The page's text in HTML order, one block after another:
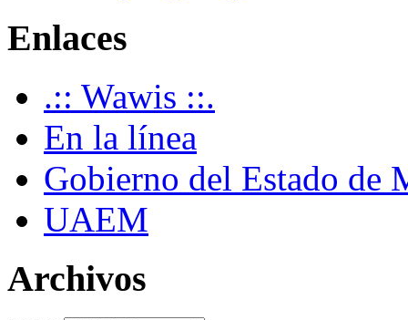
Enlaces
.:: Wawis ::.
En la línea
Gobierno del Estado de
UAEM
Archivos